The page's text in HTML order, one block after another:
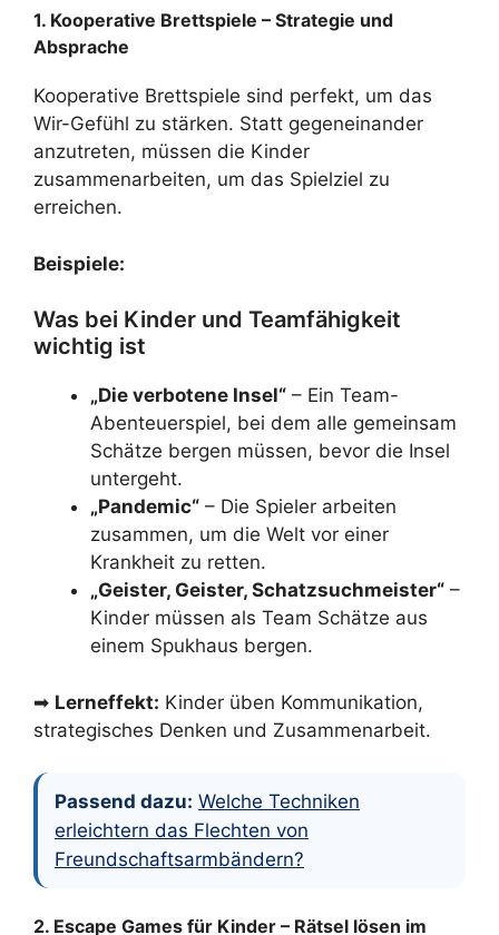
1. Kooperative Brettspiele – Strategie und
Absprache
Kooperative Brettspiele sind perfekt, um das
Wir-Gefühl zu stärken. Statt gegeneinander
anzutreten, müssen die Kinder
zusammenarbeiten, um das Spielziel zu
erreichen.
Beispiele:
Was bei Kinder und Teamfähigkeit
wichtig ist
„Die verbotene Insel“ – Ein Team-
Abenteuerspiel, bei dem alle gemeinsam
Schätze bergen müssen, bevor die Insel
untergeht.
„Pandemic“ – Die Spieler arbeiten
zusammen, um die Welt vor einer
Krankheit zu retten.
„Geister, Geister, Schatzsuchmeister“ –
Kinder müssen als Team Schätze aus
einem Spukhaus bergen.
➡ Lerneffekt: Kinder üben Kommunikation,
strategisches Denken und Zusammenarbeit.
Passend dazu: Welche Techniken
erleichtern das Flechten von
Freundschaftsarmbändern?
2. Escape Games für Kinder – Rätsel lösen im